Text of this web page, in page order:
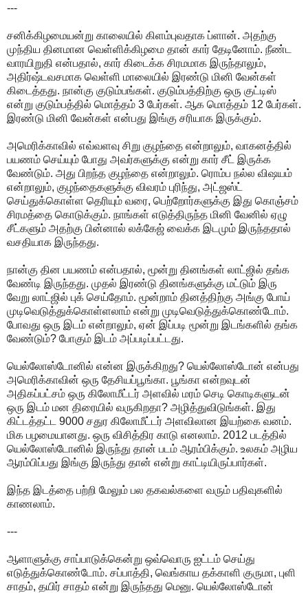
---
சனிக்கிழமையன்று காலையில் கிளம்புவதாக ப்ளான். அதற்கு
முந்திய தினமான வெள்ளிக்கிழமை தான் கார் தேடினோம். நீண்ட
வாரயிறுதி என்பதால், கார் கிடைக்க சிரமமாக இருந்தாலும்,
அதிர்ஷ்டவசமாக வெள்ளி மாலையில் இரண்டு மினி வேன்கள்
கிடைத்தது. நான்கு குடும்பங்கள். குடும்பத்திற்கு ஒரு குட்டிஸ்
என்று குடும்பத்தில் மொத்தம் 3 பேர்கள். ஆக மொத்தம் 12 பேர்கள்.
இரண்டு மினி வேன்கள் என்பது இங்கு சரியாக இருக்கும்.
அமெரிக்காவில் எவ்வளவு சிறு குழந்தை என்றாலும், வாகனத்தில்
பயணம் செய்யும் போது அவர்களுக்கு என்று கார் சீட் இருக்க
வேண்டும். அது பிறந்த குழந்தை என்றாலும். ரொம்ப நல்ல விஷயம்
என்றாலும், குழந்தைகளுக்கு விவரம் புரிந்து, அட்ஜஸ்ட்
செய்துக்கொள்ள தெரியும் வரை, பெற்றோர்களுக்கு இது கொஞ்சம்
சிரமத்தை கொடுக்கும். நாங்கள் எடுத்திருந்த மினி வேனில் ஏழு
சீட்களும் அதற்கு பின்னால் லக்கேஜ் வைக்க இடமும் இருந்ததால்
வசதியாக இருந்தது.
நான்கு தின பயணம் என்பதால், மூன்று தினங்கள் லாட்ஜில் தங்க
வேண்டி இருந்தது. முதல் இரண்டு தினங்களுக்கு மட்டும் இரு
வேறு லாட்ஜில் புக் செய்தோம். மூன்றாம் தினத்திற்கு அங்கு போய்
முடிவெடுத்துக்கொள்ளலாம் என்று முடிவெடுத்துக்கொண்டோம்.
போவது ஒரு இடம் என்றாலும், ஏன் இப்படி மூன்று இடங்களில் தங்க
வேண்டும்? போகும் இடம் அப்படிப்பட்டது.
யெல்லோஸ்டோனில் என்ன இருக்கிறது? யெல்லோஸ்டோன் என்பது
அமெரிக்காவின் ஒரு தேசியப்பூங்கா. பூங்கா என்றவுடன்
அதிகப்பட்சம் ஒரு கிலோமீட்டர் அளவில் மரம் செடி கொடிகளுடன்
ஒரு இடம் மன திரையில் வருகிறதா? அழித்துவிடுங்கள். இது
கிட்டத்தட்ட 9000 சதுர கிலோமீட்டர் அளவிலான இயற்கை வனம்.
மிக பழமையானது. ஒரு விசித்திர காடு எனலாம். 2012 படத்தில்
யெல்லோஸ்டோனில் இருந்து தான் படம் ஆரம்பிக்கும். உலகம் அழிய
ஆரம்பிப்பது இங்கு இருந்து தான் என்று காட்டியிருப்பார்கள்.
இந்த இடத்தை பற்றி மேலும் பல தகவல்களை வரும் பதிவுகளில்
காணலாம்.
---
ஆளாளுக்கு சாப்பாடுக்கென்று ஒவ்வொரு ஐட்டம் செய்து
எடுத்துக்கொண்டோம். சப்பாத்தி, வெங்காய தக்காளி குருமா, புளி
சாதம், தயிர் சாதம் என்று இருந்தது மெனு. யெல்லோஸ்டோன்